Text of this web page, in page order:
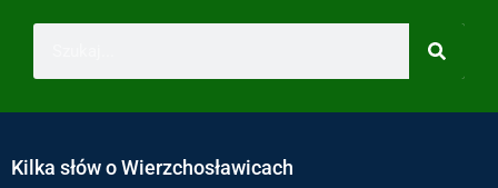
Kilka słów o Wierzchosławicach